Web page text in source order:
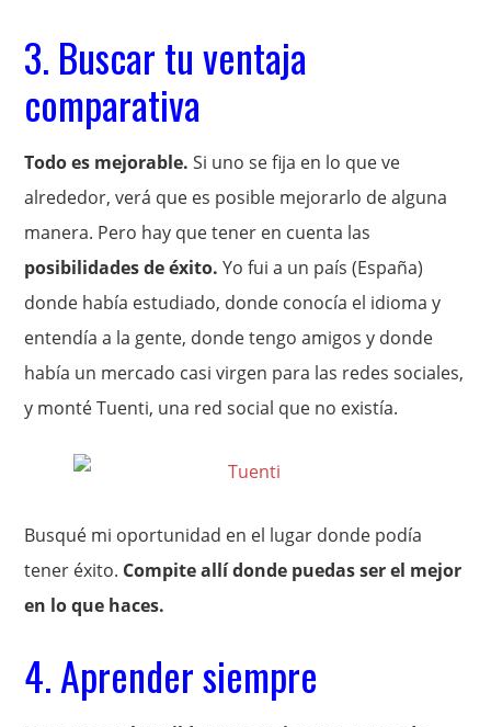
3. Buscar tu ventaja
comparativa
Todo es mejorable. Si uno se fija en lo que ve
alrededor, verá que es posible mejorarlo de alguna
manera. Pero hay que tener en cuenta las
posibilidades de éxito. Yo fui a un país (España)
donde había estudiado, donde conocía el idioma y
entendía a la gente, donde tengo amigos y donde
había un mercado casi virgen para las redes sociales,
y monté Tuenti, una red social que no existía.
Busqué mi oportunidad en el lugar donde podía
tener éxito. Compite allí donde puedas ser el mejor
en lo que haces.
4. Aprender siempre